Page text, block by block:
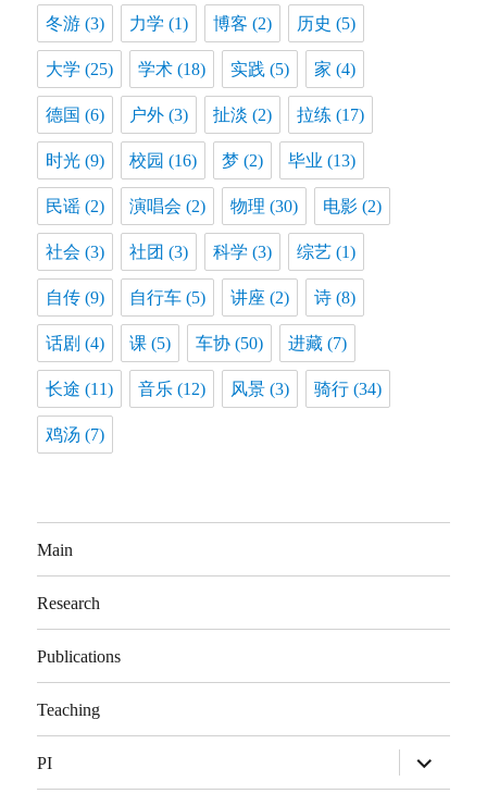
冬游 (3) 力学 (1) 博客 (2) 历史 (5)
大学 (25) 学术 (18) 实践 (5) 家 (4)
德国 (6) 户外 (3) 扯淡 (2) 拉练 (17)
时光 (9) 校园 (16) 梦 (2) 毕业 (13)
民谣 (2) 演唱会 (2) 物理 (30) 电影 (2)
社会 (3) 社团 (3) 科学 (3) 综艺 (1)
自传 (9) 自行车 (5) 讲座 (2) 诗 (8)
话剧 (4) 课 (5) 车协 (50) 进藏 (7)
长途 (11) 音乐 (12) 风景 (3) 骑行 (34)
鸡汤 (7)
Main
Research
Publications
Teaching
PI
开
子